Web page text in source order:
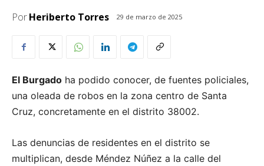
PorHeriberto Torres 29 de marzo de 2025
El Burgado ha podido conocer, de fuentes policiales,
una oleada de robos en la zona centro de Santa
Cruz, concretamente en el distrito 38002.
Las denuncias de residentes en el distrito se
multiplican, desde Méndez Núñez a la calle del